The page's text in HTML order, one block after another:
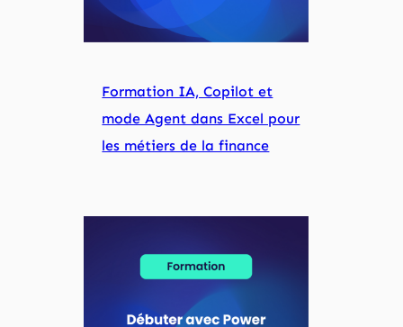
Formation IA, Copilot et
mode Agent dans Excel pour
les métiers de la finance